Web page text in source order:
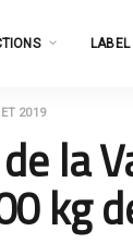
LABEL
2019
la
kg